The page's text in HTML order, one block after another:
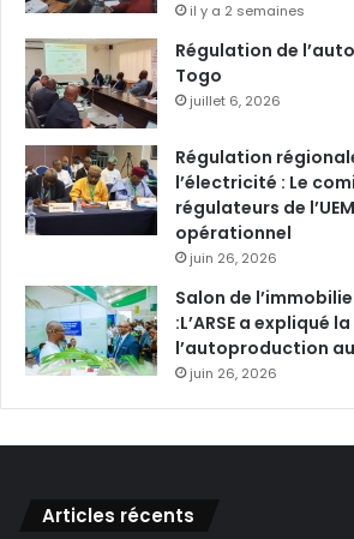
il y a 2 semaines
Régulation de
Togo
juillet 6, 2026
Régulation
l’électricité : Le
régulateurs de
opérationnel
juin 26, 2026
Salon de
:L’ARSE a expliqué
l’autoproduction
juin 26, 2026
Articles récents